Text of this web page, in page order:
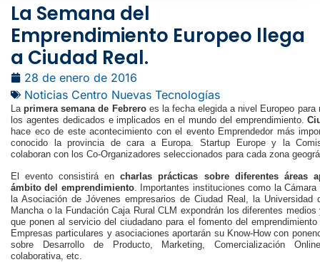
La Semana del
Emprendimiento Europeo llega
a Ciudad Real.
28 de enero de 2016
Noticias Centro Nuevas Tecnologías
Laprimera semana de Febreroes la fecha elegida a nivel Europeo para
los agentes dedicados e implicados en el mundo del emprendimiento.
hace eco de este acontecimiento con el evento Emprendedor más
conocido la provincia de cara a Europa. Startup Europe y la
colaboran con los Co-Organizadores seleccionados para cada zona
El evento consistirá encharlas prácticas sobre diferentes áreas
ámbito del emprendimiento. Importantes instituciones como la Cámara
la Asociación de Jóvenes empresarios de Ciudad Real, la Universidad
Mancha o la Fundación Caja Rural CLM expondrán los diferentes
que ponen al servicio del ciudadano para el fomento del
Empresas particulares y asociaciones aportarán su Know-How con
sobre Desarrollo de Producto, Marketing, Comercialización
colaborativa, etc.